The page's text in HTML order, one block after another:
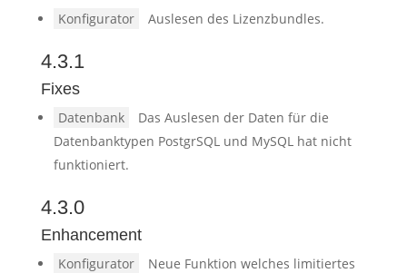
Konfigurator Auslesen des Lizenzbundles.
4.3.1
Fixes
Datenbank
Das Auslesen der Daten für die
Datenbanktypen PostgrSQL und MySQL hat nicht
funktioniert.
4.3.0
Enhancement
Konfigurator
Neue Funktion welches limitiertes